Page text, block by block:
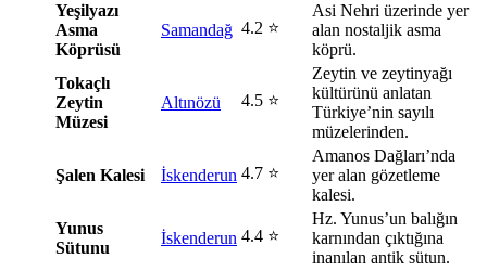
Yeşilyazı
Asma
Köprüsü
Samandağ 4.2 ⭐
Asi Nehri üzerinde yer
alan nostaljik asma
köprü.
Tokaçlı
Zeytin
Müzesi
Altınözü 4.5 ⭐
Zeytin ve zeytinyağı
kültürünü anlatan
Türkiye’nin sayılı
müzelerinden.
Şalen Kalesi İskenderun 4.7 ⭐
Amanos Dağları’nda
yer alan gözetleme
kalesi.
Yunus
Sütunu
İskenderun 4.4 ⭐
Hz. Yunus’un balığın
karnından çıktığına
inanılan antik sütun.